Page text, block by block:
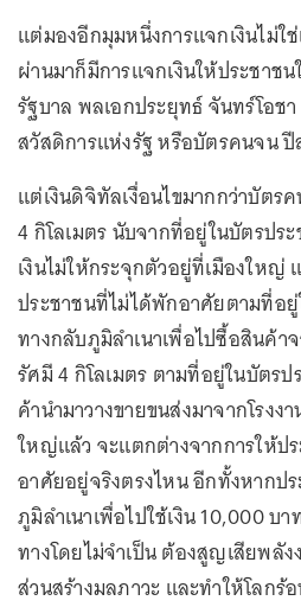
แต่มองอีกมุมหนึ่งการแจกเงินไม่ใ
ผ่านมาก็มีการแจกเงินให้ประชาช
รัฐบาล พลเอกประยุทธ์ จันทร์โอช
สวัสดิการแห่งรัฐ หรือบัตรคนจน
แต่เงินดิจิทัลเงื่อนไขมากกว่าบัต
4 กิโลเมตร นับจากที่อยู่ในบัตรปร
เงินไม่ให้กระจุกตัวอยู่ที่เมืองใหญ่
ประชาชนที่ไม่ได้พักอาศัยตามที่อ
ทางกลับภูมิลำเนาเพื่อไปซื้อสินค้า
รัศมี 4 กิโลเมตร ตามที่อยู่ในบัตร
ค้านำมาวางขายขนส่งมาจากโรง
ใหญ่แล้ว จะแตกต่างจากการให้
อาศัยอยู่จริงตรงไหน อีกทั้งหากป
ภูมิลำเนาเพื่อไปใช้เงิน 10,000 บ
ทางโดยไม่จำเป็น ต้องสูญเสียพลั
ส่วนสร้างมลภาวะ และทำให้โลกร้